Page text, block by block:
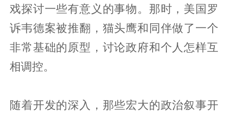
戏探讨一些有意义的事物。那时，美国罗
诉韦德案被推翻，猫头鹰和同伴做了一个
非常基础的原型，讨论政府和个人怎样互
相调控。
随着开发的深入，那些宏大的政治叙事开